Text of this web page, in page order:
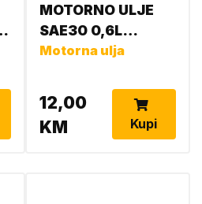
MOTORNO ULJE
SAE30 0,6L
577419201
Motorna ulja
12,00
KM
Kupi